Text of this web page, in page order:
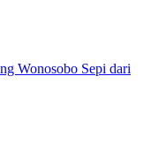
Wonosobo Sepi dari